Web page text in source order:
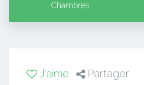
Chambres
J'aime Partager